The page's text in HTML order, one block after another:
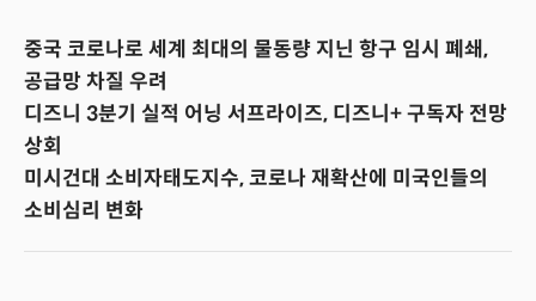
중국 코로나로 세계 최대의 물동량 지닌 항구 임시 폐쇄,
공급망 차질 우려
디즈니 3분기 실적 어닝 서프라이즈, 디즈니+ 구독자 전망
상회
미시건대 소비자태도지수, 코로나 재확산에 미국인들의
소비심리 변화